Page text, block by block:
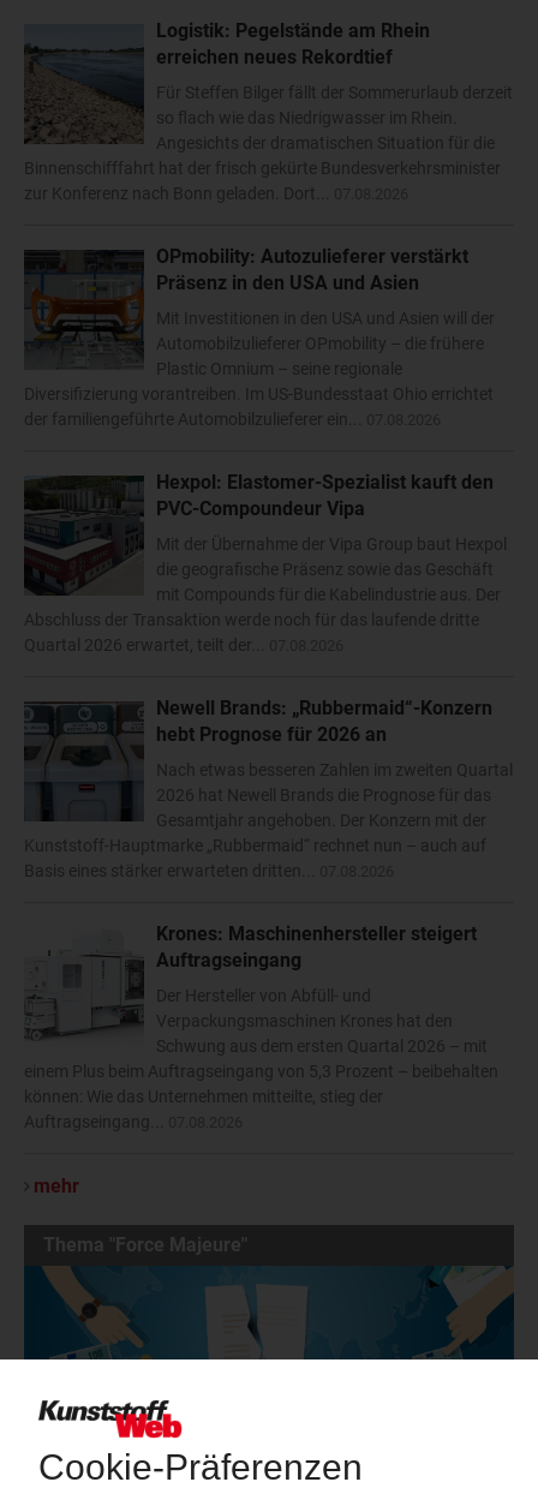
Logistik: Pegelstände am Rhein
erreichen neues Rekordtief
Für Steffen Bilger fällt der Sommerurlaub derzeit
so flach wie das Niedrigwasser im Rhein.
Angesichts der dramatischen Situation für die
Binnenschifffahrt hat der frisch gekürte Bundesverkehrsminister
zur Konferenz nach Bonn geladen. Dort...
OPmobility: Autozulieferer verstärkt
Präsenz in den USA und Asien
Mit Investitionen in den USA und Asien will der
Automobilzulieferer OPmobility – die frühere
Plastic Omnium – seine regionale
Diversifizierung vorantreiben. Im US-Bundesstaat Ohio errichtet
der familiengeführte Automobilzulieferer ein...
Hexpol: Elastomer-Spezialist kauft den
PVC-Compoundeur Vipa
Mit der Übernahme der Vipa Group baut Hexpol
die geografische Präsenz sowie das Geschäft
mit Compounds für die Kabelindustrie aus. Der
Abschluss der Transaktion werde noch für das laufende dritte
Quartal 2026 erwartet, teilt der...
Newell Brands: „Rubbermaid“-Konzern
hebt Prognose für 2026 an
Nach etwas besseren Zahlen im zweiten Quartal
2026 hat Newell Brands die Prognose für das
Gesamtjahr angehoben. Der Konzern mit der
Kunststoff-Hauptmarke „Rubbermaid“ rechnet nun – auch auf
Basis eines stärker erwarteten dritten...
Krones: Maschinenhersteller steigert
Auftragseingang
Der Hersteller von Abfüll- und
Verpackungsmaschinen Krones hat den
Schwung aus dem ersten Quartal 2026 – mit
einem Plus beim Auftragseingang von 5,3 Prozent – beibehalten
können: Wie das Unternehmen mitteilte, stieg der
Auftragseingang...
mehr
Thema "Force Majeure"
Force Majeure in der Kunststoffindustrie